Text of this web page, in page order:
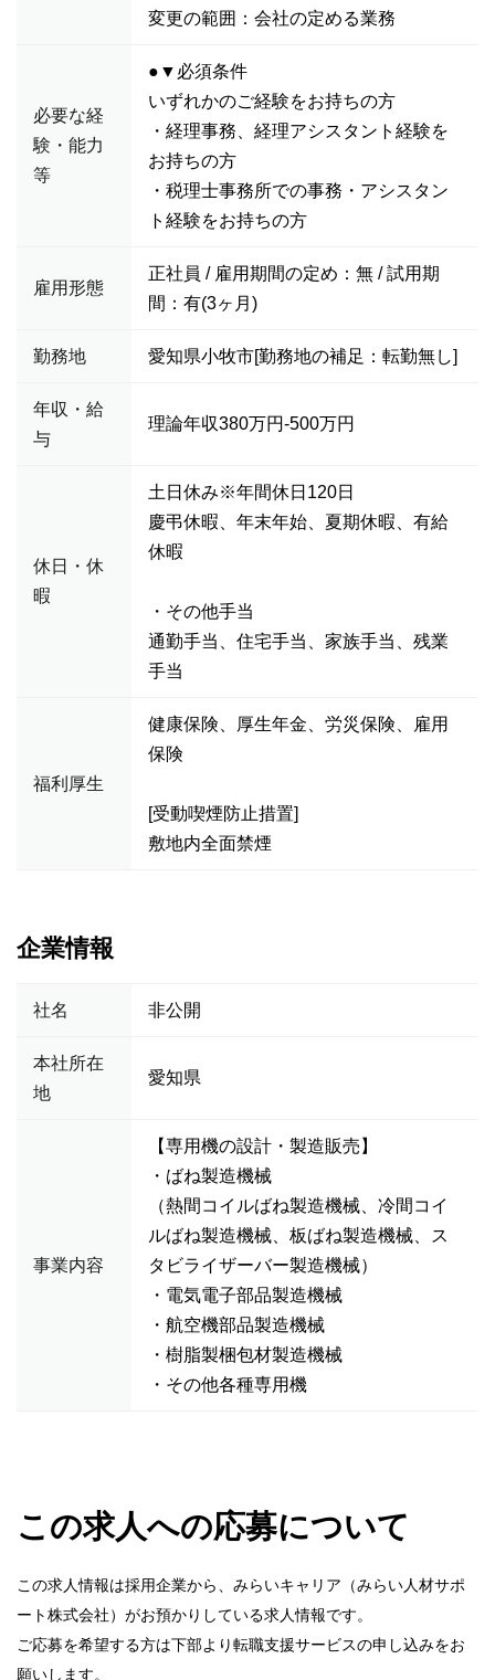
変更の範囲：会社の定める業務
必要な経
験・能力
等
●▼必須条件
いずれかのご経験をお持ちの方
・経理事務、経理アシスタント経験を
お持ちの方
・税理士事務所での事務・アシスタン
ト経験をお持ちの方
雇用形態
正社員 / 雇用期間の定め：無 / 試用期
間：有(3ヶ月)
勤務地 愛知県小牧市[勤務地の補足：転勤無し]
年収・給
与
理論年収380万円-500万円
休日・休
暇
土日休み※年間休日120日
慶弔休暇、年末年始、夏期休暇、有給
休暇
・その他手当
通勤手当、住宅手当、家族手当、残業
手当
福利厚生
健康保険、厚生年金、労災保険、雇用
保険
[受動喫煙防止措置]
敷地内全面禁煙
企業情報
社名 非公開
本社所在
地
愛知県
事業内容
【専用機の設計・製造販売】
・ばね製造機械
（熱間コイルばね製造機械、冷間コイ
ルばね製造機械、板ばね製造機械、ス
タビライザーバー製造機械）
・電気電子部品製造機械
・航空機部品製造機械
・樹脂製梱包材製造機械
・その他各種専用機
この求人への応募について
この求人情報は採用企業から、みらいキャリア（みらい人材サポ
ート株式会社）がお預かりしている求人情報です。
ご応募を希望する方は下部より転職支援サービスの申し込みをお
願いします。